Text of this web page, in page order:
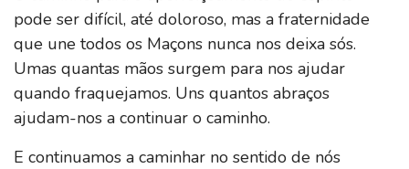
pode ser difícil, até doloroso, mas a fraternidade
que une todos os Maçons nunca nos deixa sós.
Umas quantas mãos surgem para nos ajudar
quando fraquejamos. Uns quantos abraços
ajudam-nos a continuar o caminho.
E continuamos a caminhar no sentido de nós